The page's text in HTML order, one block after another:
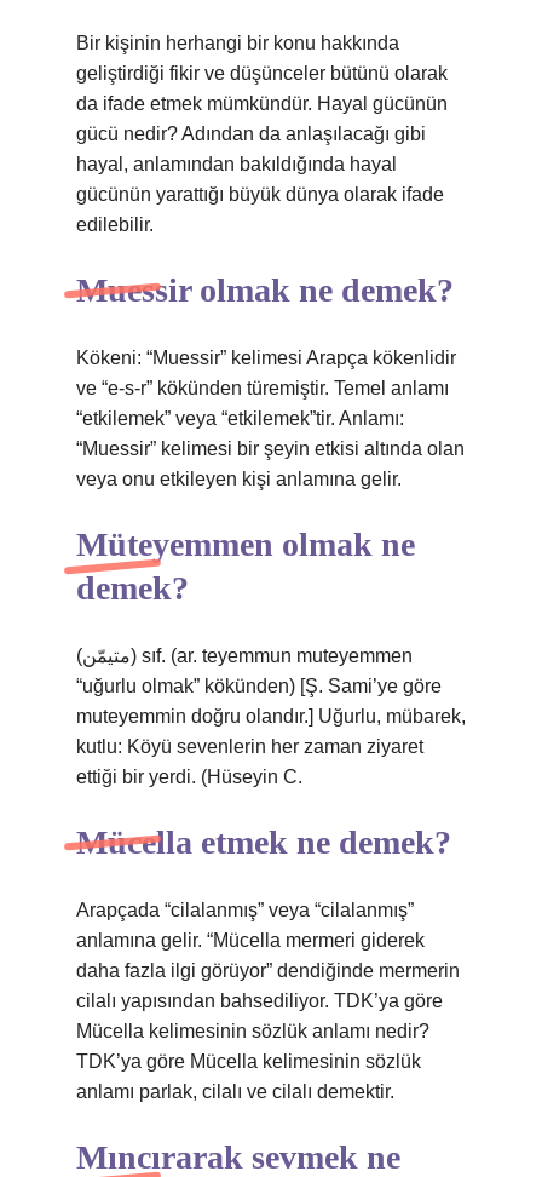
Bir kişinin herhangi bir konu hakkında
geliştirdiği fikir ve düşünceler bütünü olarak
da ifade etmek mümkündür. Hayal gücünün
gücü nedir? Adından da anlaşılacağı gibi
hayal, anlamından bakıldığında hayal
gücünün yarattığı büyük dünya olarak ifade
edilebilir.
Muessir olmak ne demek?
Kökeni: “Muessir” kelimesi Arapça kökenlidir
ve “e-s-r” kökünden türemiştir. Temel anlamı
“etkilemek” veya “etkilemek”tir. Anlamı:
“Muessir” kelimesi bir şeyin etkisi altında olan
veya onu etkileyen kişi anlamına gelir.
Müteyemmen olmak ne
demek?
(ﻣﺘﻴﻤّﻦ) sıf. (ar. teyemmun muteyemmen
“uğurlu olmak” kökünden) [Ş. Sami’ye göre
muteyemmin doğru olandır.] Uğurlu, mübarek,
kutlu: Köyü sevenlerin her zaman ziyaret
ettiği bir yerdi. (Hüseyin C.
Mücella etmek ne demek?
Arapçada “cilalanmış” veya “cilalanmış”
anlamına gelir. “Mücella mermeri giderek
daha fazla ilgi görüyor” dendiğinde mermerin
cilalı yapısından bahsediliyor. TDK’ya göre
Mücella kelimesinin sözlük anlamı nedir?
TDK’ya göre Mücella kelimesinin sözlük
anlamı parlak, cilalı ve cilalı demektir.
Mıncırarak sevmek ne